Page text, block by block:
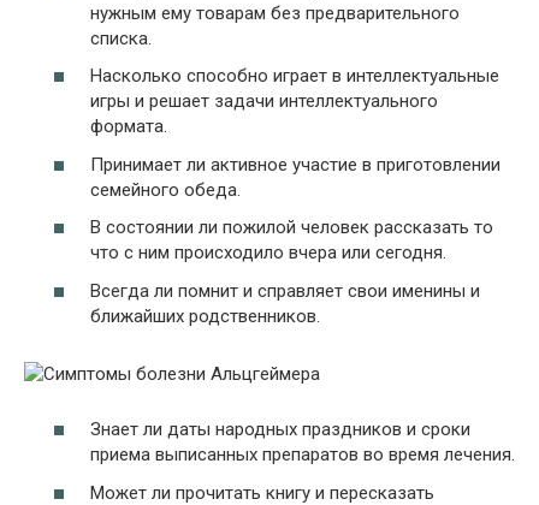
нужным ему товарам без предварительного
списка.
Насколько способно играет в интеллектуальные
игры и решает задачи интеллектуального
формата.
Принимает ли активное участие в приготовлении
семейного обеда.
В состоянии ли пожилой человек рассказать то
что с ним происходило вчера или сегодня.
Всегда ли помнит и справляет свои именины и
ближайших родственников.
Знает ли даты народных праздников и сроки
приема выписанных препаратов во время лечения.
Может ли прочитать книгу и пересказать